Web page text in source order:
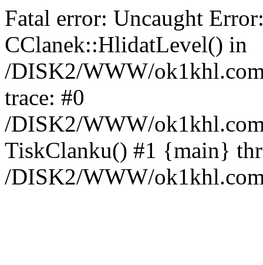
Fatal error: Uncaught
CClanek::HlidatLevel() in
/DISK2/WWW/
trace: #0
/DISK2/WWW/
TiskClanku() #1 {main}
/DISK2/WWW/